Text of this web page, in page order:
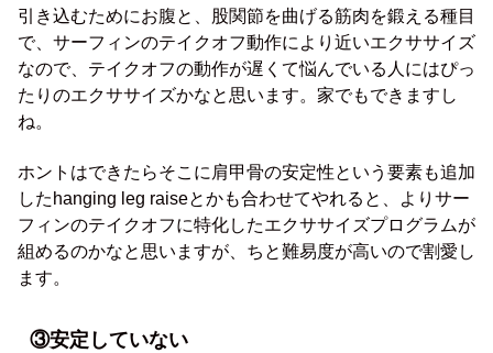
引き込むためにお腹と、股関節を曲げる筋肉を鍛える種目
で、サーフィンのテイクオフ動作により近いエクササイズ
なので、テイクオフの動作が遅くて悩んでいる人にはぴっ
たりのエクササイズかなと思います。家でもできますし
ね。
ホントはできたらそこに肩甲骨の安定性という要素も追加
したhanging leg raiseとかも合わせてやれると、よりサー
フィンのテイクオフに特化したエクササイズプログラムが
組めるのかなと思いますが、ちと難易度が高いので割愛し
ます。
③安定していない